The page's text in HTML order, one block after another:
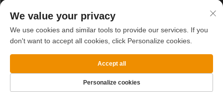
[email protected]
Droits d'auteur © WENLING WEIYING EXPORT AND IMPORT
CO.LTD. Tous droits réservés Politique de confidentialité
We value your privacy
We use cookies and similar tools to provide our services. If you
don't want to accept all cookies, click Personalize cookies.
Personalize cookies
Accept all